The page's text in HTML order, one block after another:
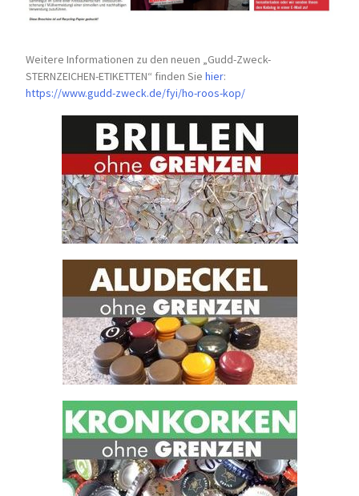
Weitere Informationen zu den neuen „Gudd-Zweck-
STERNZEICHEN-ETIKETTEN“ finden Siehier:
https://www.gudd-zweck.de/fyi/ho-roos-kop/